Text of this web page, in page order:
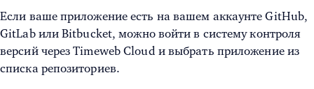
Если ваше приложение есть на вашем аккаунте GitHub,
GitLab или Bitbucket, можно войти в систему контроля
версий через Timeweb Cloud и выбрать приложение из
списка репозиториев.